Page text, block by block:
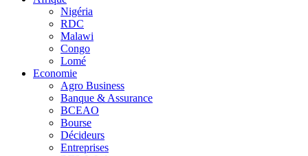
Nigéria
RDC
Malawi
Congo
Lomé
Economie
Agro Business
Banque & Assurance
BCEAO
Bourse
Décideurs
Entreprises